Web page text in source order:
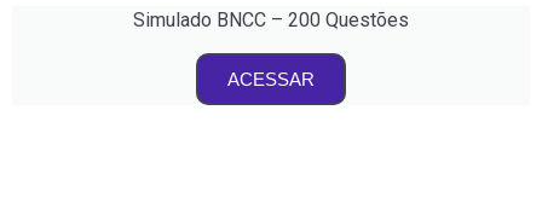
Simulado BNCC – 200 Questões
ACESSAR